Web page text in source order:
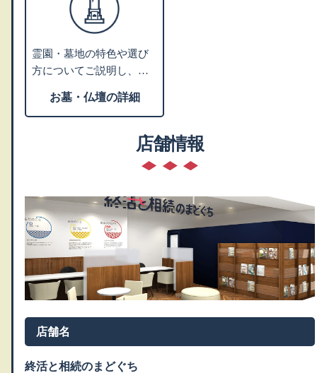
霊園・墓地の特色や選び
方についてご説明し、お
ご提案します。墓石や仏
や専門の相談先をご紹介
お墓・仏壇の詳細
店舗情報
店舗名
終活と相続のまどぐち